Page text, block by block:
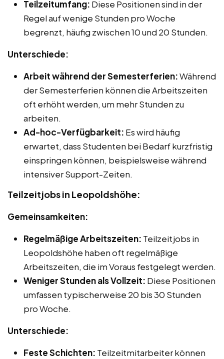
Teilzeitumfang: Diese Positionen sind in der
Regel auf wenige Stunden pro Woche
begrenzt, häufig zwischen 10 und 20 Stunden.
Unterschiede:
Arbeit während der Semesterferien:Während
der Semesterferien können die Arbeitszeiten
oft erhöht werden, um mehr Stunden zu
arbeiten.
Ad-hoc-Verfügbarkeit: Es wird häufig
erwartet, dass Studenten bei Bedarf kurzfristig
einspringen können, beispielsweise während
intensiver Support-Zeiten.
Teilzeitjobs in Leopoldshöhe:
Gemeinsamkeiten:
Regelmäßige Arbeitszeiten: Teilzeitjobs in
Leopoldshöhe haben oft regelmäßige
Arbeitszeiten, die im Voraus festgelegt werden.
Weniger Stunden als Vollzeit: Diese Positionen
umfassen typischerweise 20 bis 30 Stunden
pro Woche.
Unterschiede:
Feste Schichten: Teilzeitmitarbeiter können